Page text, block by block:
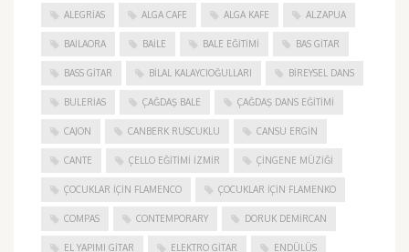
ALEGRIAS ALGA CAFE ALGA KAFE ALZAPUA
BAILAORA BAILE BALE EĞITIMI BAS GITAR
BASS GITAR BILAL KALAYCIOĞULLARI BIREYSEL DANS
BULERIAS ÇAĞDAŞ BALE ÇAĞDAŞ DANS EĞITIMI
CAJON CANBERK RUSCUKLU CANSU ERGIN
CANTE ÇELLO EĞITIMI İZMIR ÇINGENE MÜZIĞI
ÇOCUKLAR IÇIN FLAMENCO ÇOCUKLAR IÇIN FLAMENKO
COMPAS CONTEMPORARY DORUK DEMIRCAN
EL YAPIMI GITAR ELEKTRO GITAR ENDÜLÜS